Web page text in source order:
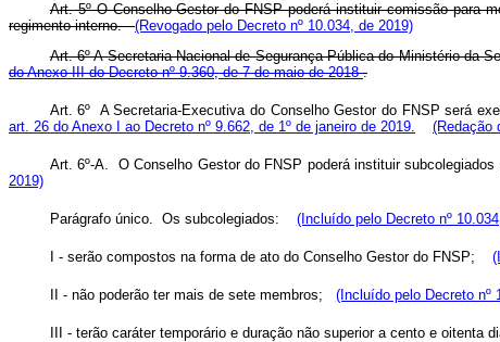
Art. 5º O Conselho Gestor do FNSP poderá instituir comissão para
regimento interno.(Revogado pelo Decreto nº 10.034, de 2019)
Art. 6º A Secretaria Nacional de Segurança Pública do Ministério da
do Anexo III do Decreto nº 9.360, de 7 de maio de 2018.
Art. 6º A Secretaria-Executiva do Conselho Gestor do FNSP será
art. 26 do Anexo I ao Decreto nº 9.662, de 1º de janeiro de 2019.
(Redação
Art. 6º-A. O Conselho Gestor do FNSP poderá instituir
2019)
Parágrafo único. Os subcolegiados: (Incluído pelo Decreto nº
I - serão compostos na forma de ato do Conselho Gestor do FNSP;
II - não poderão ter mais de sete membros; (Incluído pelo Decreto nº
III - terão caráter temporário e duração não superior a cento e oitenta